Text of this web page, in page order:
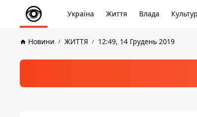
Україна Життя Влада
Новини ЖИТТЯ 12:49, 14 Грудень 2019